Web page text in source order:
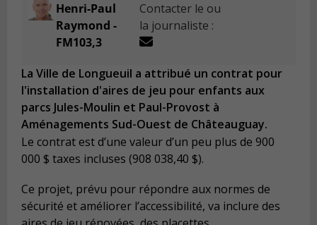
Henri-Paul
Raymond -
FM103,3
Contacter le ou
la journaliste :
La Ville de Longueuil a attribué un contrat pour
l'installation d'aires de jeu pour enfants aux
parcs Jules-Moulin et Paul-Provost à
Aménagements Sud-Ouest de Châteauguay.
Le contrat est d’une valeur d’un peu plus de 900
000 $ taxes incluses (908 038,40 $).
Ce projet, prévu pour répondre aux normes de
sécurité et améliorer l’accessibilité, va inclure des